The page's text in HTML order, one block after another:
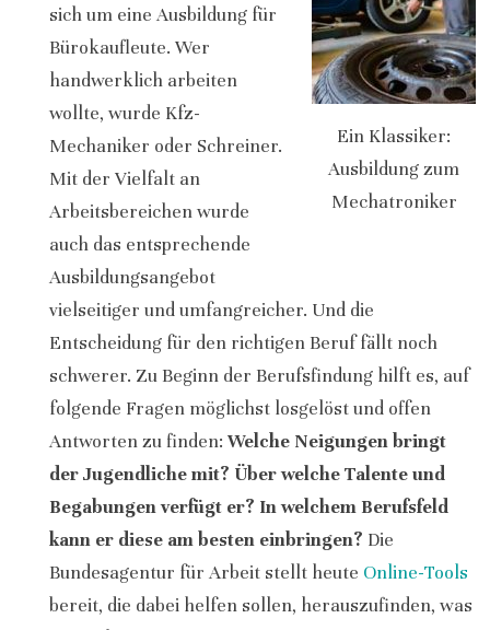
Ein Klassiker:
Ausbildung zum
Mechatroniker
sich um eine Ausbildung für
Bürokaufleute. Wer
handwerklich arbeiten
wollte, wurde Kfz-
Mechaniker oder Schreiner.
Mit der Vielfalt an
Arbeitsbereichen wurde
auch das entsprechende
Ausbildungsangebot
vielseitiger und umfangreicher. Und die
Entscheidung für den richtigen Beruf fällt noch
schwerer. Zu Beginn der Berufsfindung hilft es, auf
folgende Fragen möglichst losgelöst und offen
Antworten zu finden: Welche Neigungen bringt
der Jugendliche mit? Über welche Talente und
Begabungen verfügt er? In welchem Berufsfeld
kann er diese am besten einbringen? Die
Bundesagentur für Arbeit stellt heute Online-Tools
bereit, die dabei helfen sollen, herauszufinden, was